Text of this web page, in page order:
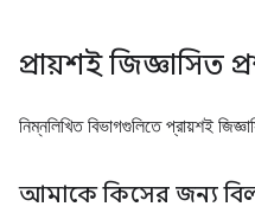
প্রায়শই জিজ্ঞাসিত
নিম্নলিখিত বিভাগগুলিতে প্রায়শই
আমাকে কিসের জন্য